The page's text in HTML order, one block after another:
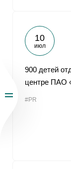
10
июл
900 детей
центре ПАО
#PR